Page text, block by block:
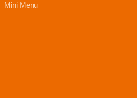
Mini Menu